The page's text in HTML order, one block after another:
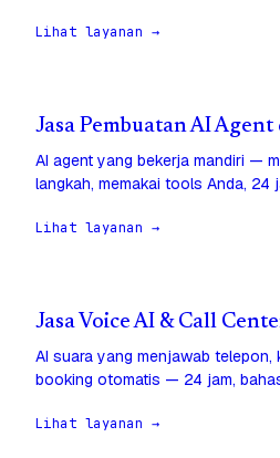
Lihat layanan →
Jasa Pembuatan AI
AI agent yang bekerja mandiri —
langkah, memakai tools Anda, 24
Lihat layanan →
Jasa Voice AI & Call
AI suara yang menjawab telepon,
booking otomatis — 24 jam,
Lihat layanan →